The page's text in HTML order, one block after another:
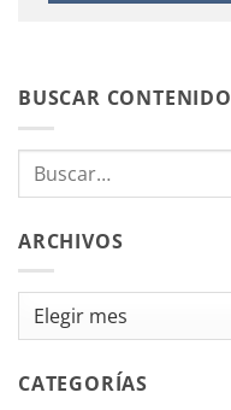
BUSCAR CONTENIDO
ARCHIVOS
Archivos
CATEGORÍAS